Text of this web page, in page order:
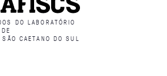
DO LABORATÓRIO
DE
CAETANO DO SUL